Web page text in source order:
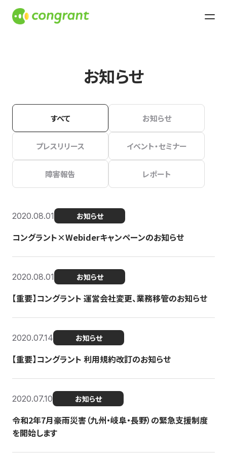
お知らせ
すべて お知らせ
プレスリリース イベント・セミナー
障害報告 レポート
2020.08.01 お知らせ
コングラント×Webiderキャンペーンのお知らせ
2020.08.01 お知らせ
【重要】コングラント 運営会社変更、業務移管のお知らせ
2020.07.14 お知らせ
【重要】コングラント 利用規約改訂のお知らせ
2020.07.10 お知らせ
令和2年7月豪雨災害（九州・岐阜・長野）の緊急支援制度
を開始します